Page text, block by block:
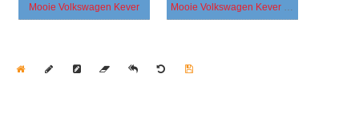
Mooie Volkswagen Kever